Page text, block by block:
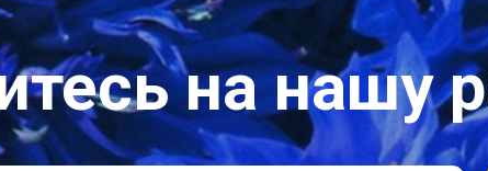
на нашу